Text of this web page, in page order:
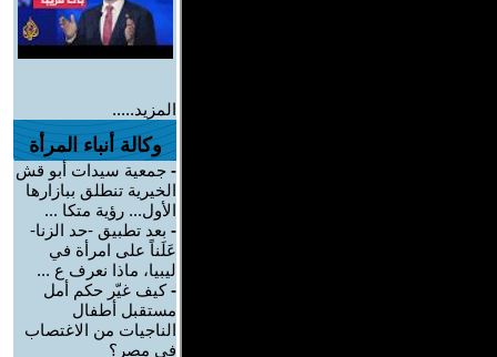
المزيد.....
وكالة أنباء المرأة
- جمعية سيدات أبو قش
الخيرية تنطلق ببازارها
الأول... رؤية متكا ...
- بعد تطبيق -حد الزنا-
عَلَناً على امرأة في
ليبيا، ماذا نعرف ع ...
-كيف غيّر حكم أمل
مستقبل أطفال
الناجيات من الاغتصاب
في مصر؟